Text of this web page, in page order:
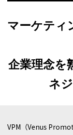
マーケティ
企業理念を
ネ
VPM（Venus